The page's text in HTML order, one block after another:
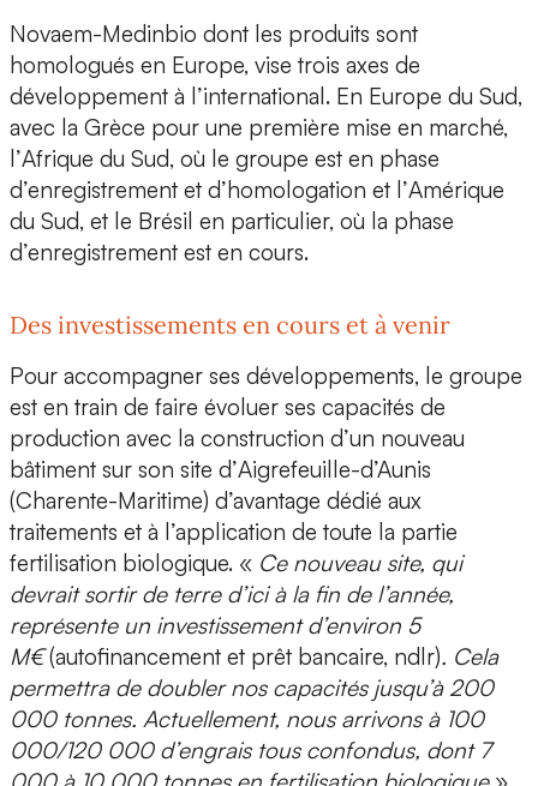
Novaem-Medinbio dont les produits sont
homologués en Europe, vise trois axes de
développement à l’international. En Europe du Sud,
avec la Grèce pour une première mise en marché,
l’Afrique du Sud, où le groupe est en phase
d’enregistrement et d’homologation et l’Amérique
du Sud, et le Brésil en particulier, où la phase
d’enregistrement est en cours.
Des investissements en cours et à venir
Pour accompagner ses développements, le groupe
est en train de faire évoluer ses capacités de
production avec la construction d’un nouveau
bâtiment sur son site d’Aigrefeuille-d’Aunis
(Charente-Maritime) d’avantage dédié aux
traitements et à l’application de toute la partie
fertilisation biologique. « Ce nouveau site, qui
devrait sortir de terre d’ici à la fin de l’année,
représente un investissement d’environ 5
M€(autofinancement et prêt bancaire, ndlr). Cela
permettra de doubler nos capacitésjusqu’à 200
000 tonnes. Actuellement, nous arrivons à 100
000/120 000 d’engrais tous confondus, dont 7